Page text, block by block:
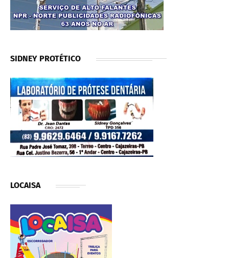
SIDNEY PROTÉTICO
LOCAISA